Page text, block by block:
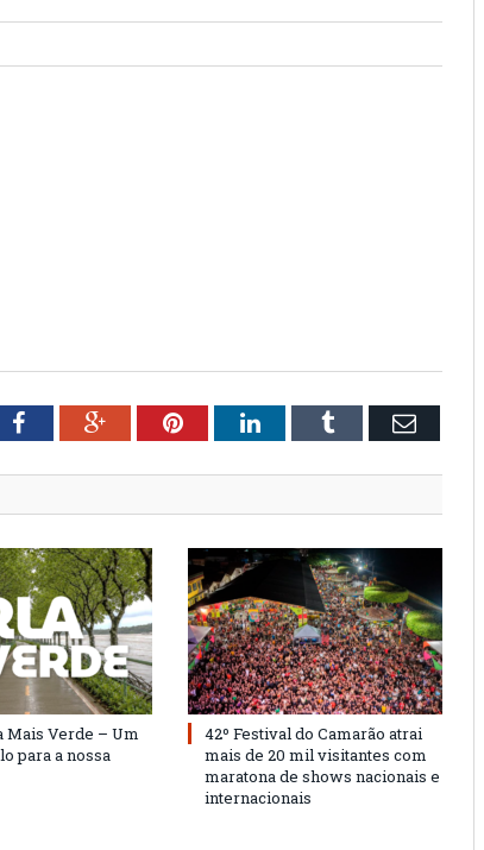
FacebookGoogle+PinterestLinkedInTumblr Email
Mais Verde – Um
para a nossa
42º Festival do Camarão atrai
mais de 20 mil visitantes com
maratona de shows nacionais e
internacionais